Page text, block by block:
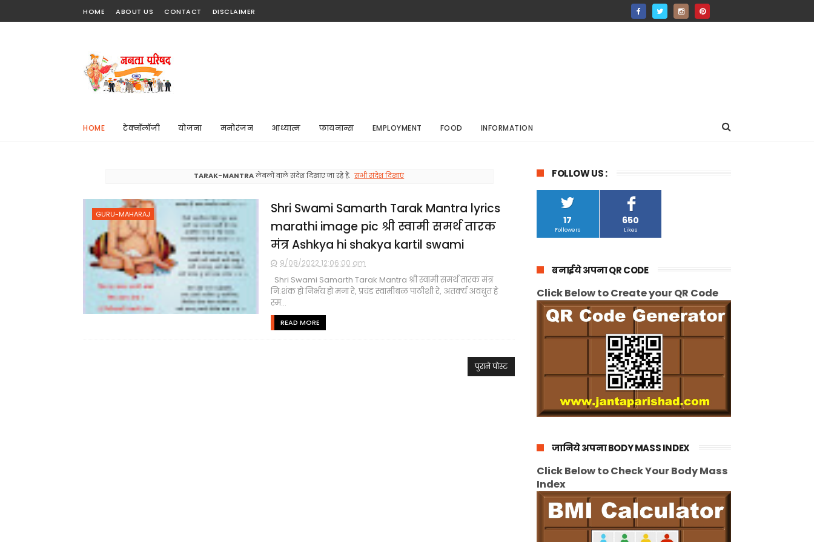
HOME ABOUT US CONTACT DISCLAIMER
HOME टेक्नॉलॉजी योजना मनोरंजन आध्यात्म फायनान्स EMPLOYMENT FOOD INFORMATION
TARAK-MANTRAलेबलों वाले संदेश दिखाए जा रहे हैं. सभी संदेश दिखाएं
GURU-MAHARAJ
Shri Swami Samarth Tarak Mantra lyrics
marathi image pic श्री स्वामी समर्थ तारक
मंत्र Ashkya hi shakya kartil swami
9/08/2022 12:06:00 am
Shri Swami Samarth Tarak Mantra श्री स्वामी समर्थ तारक मंत्र
नि:शंक हो निर्भय हो मना रे, प्रचंड स्वामीबळ पाठीशी रे, अतर्क्य अवधुत हे
स्म...
READ MORE
पुराने पोस्ट
FOLLOW US :
17
Followers
650
Likes
बनाईये अपना QR CODE
Click Below to Create your QR Code
जानिये अपना BODY MASS INDEX
Click Below to Check Your Body Mass
Index